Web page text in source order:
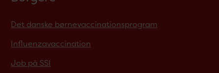
Det danske børnevaccinationsprogram
Influenzavaccination
Job på SSI